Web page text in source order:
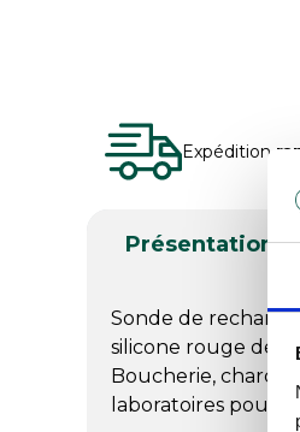
Expédition
Présentation
Sonde de
silicone rouge de
Boucherie,
laboratoires pour